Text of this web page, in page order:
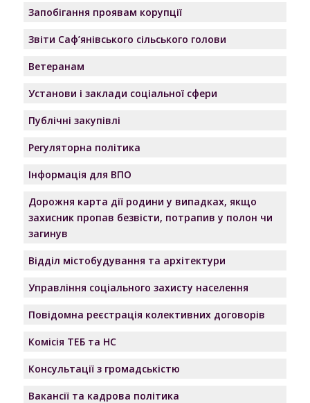
Запобігання проявам корупції
Звіти Саф’янівського сільського голови
Ветеранам
Установи і заклади соціальної сфери
Публічні закупівлі
Регуляторна політика
Інформація для ВПО
Дорожня карта дії родини у випадках, якщо
захисник пропав безвісти, потрапив у полон чи
загинув
Відділ містобудування та архітектури
Управління соціального захисту населення
Повідомна реєстрація колективних договорів
Комісія ТЕБ та НС
Консультації з громадськістю
Вакансії та кадрова політика